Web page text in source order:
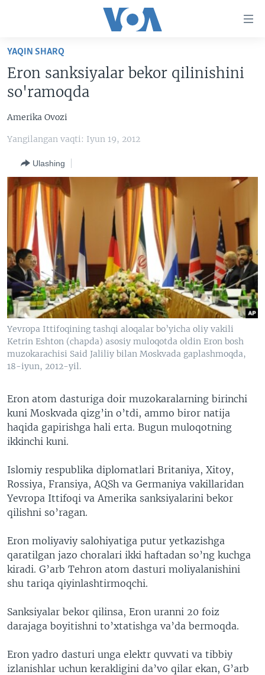
Boshiga
Qidiruvga
o'ting
AMERIKA
MULTIMEDIA
AMERIKA MANZARALARI
XALQARO HAYOT
VASHINGTON CHOYXONASI
MOBIL-SALOM!
VIDEO
XABARLAR SURATLARDA
IJTIMOIY TARMOQLAR
FACEBOOK
YOUTUBE
INSTAGRAM
ODNOKLASSNIKI
TELEGRAM
TWITTER
SOUNDCLOUD
INGLIZ TILI DARSLARI
EDITORIAL
Learning English
VOA
YAQIN SHARQ
Eron sanksiyalar bekor qilinishini
so'ramoqda
Amerika Ovozi
Yangilangan vaqti: Iyun 19, 2012
Ulashing
Yevropa Ittifoqining tashqi aloqalar bo’yicha oliy vakili
Ketrin Eshton (chapda) asosiy muloqotda oldin Eron bosh
muzokarachisi Said Jaliliy bilan Moskvada gaplashmoqda,
18-iyun, 2012-yil.
Eron atom dasturiga doir muzokaralarning birinchi
kuni Moskvada qizg’in o’tdi, ammo biror natija
haqida gapirishga hali erta. Bugun muloqotning
ikkinchi kuni.
Islomiy respublika diplomatlari Britaniya, Xitoy,
Rossiya, Fransiya, AQSh va Germaniya vakillaridan
Yevropa Ittifoqi va Amerika sanksiyalarini bekor
qilishni so’ragan.
Eron moliyaviy salohiyatiga putur yetkazishga
qaratilgan jazo choralari ikki haftadan so’ng kuchga
kiradi. G’arb Tehron atom dasturi moliyalanishini
shu tariqa qiyinlashtirmoqchi.
Sanksiyalar bekor qilinsa, Eron uranni 20 foiz
darajaga boyitishni to’xtatishga va’da bermoqda.
Eron yadro dasturi unga elektr quvvati va tibbiy
izlanishlar uchun kerakligini da’vo qilar ekan, G’arb